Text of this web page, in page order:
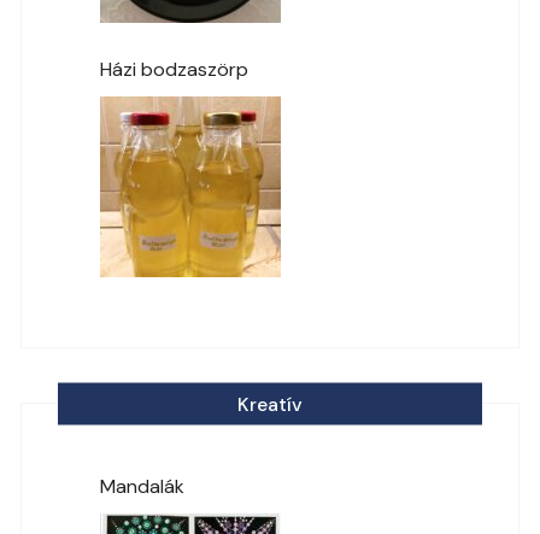
Házi bodzaszörp
Kreatív
Mandalák